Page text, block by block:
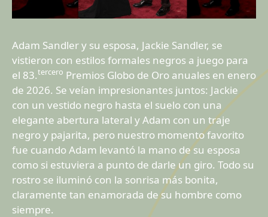
Adam Sandler y su esposa, Jackie Sandler, se
vistieron con estilos formales negros a juego para
el 83.tercero Premios Globo de Oro anuales en enero
de 2026. Se veían impresionantes juntos: Jackie
con un vestido negro hasta el suelo con una
elegante abertura lateral y Adam con un traje
negro y pajarita, pero nuestro momento favorito
fue cuando Adam levantó la mano de su esposa
como si estuviera a punto de darle un giro. Todo su
rostro se iluminó con la sonrisa más bonita,
claramente tan enamorada de su hombre como
siempre.